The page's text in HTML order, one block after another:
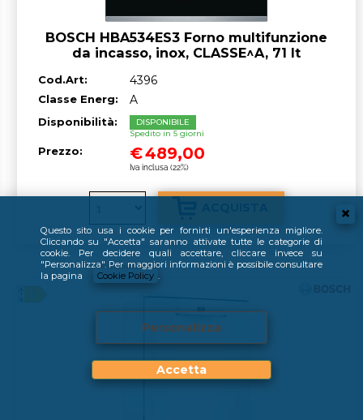
Questo sito usa i cookie per fornirti un'esperienza migliore.
Cliccando su "Accetta" saranno attivate tutte le categorie di
cookie. Per decidere quali accettare, cliccare invece su
"Personalizza". Per maggiori informazioni è possibile consultare
la pagina
Cookie Policy .
Personalizza
Accetta
BOSCH HBA534ES3 Forno multifunzione
da incasso, inox, CLASSE^A, 71 lt
Cod.Art: 4396
Classe Energ: A
Disponibilità:
DISPONIBILE
Spedito in 5 giorni
Prezzo: €489,00
Iva inclusa (22%)